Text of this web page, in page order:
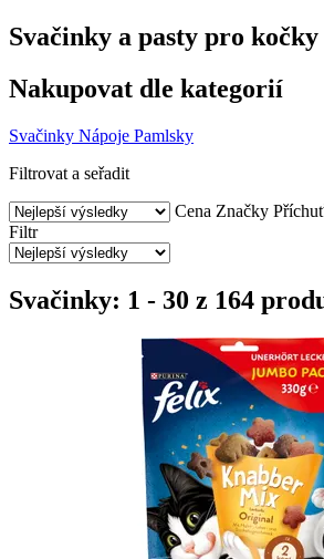
Svačinky a pasty pro kočky
Nakupovat dle kategorií
Svačinky Nápoje Pamlsky
Filtrovat a seřadit
Cena Značky
Filtr
Svačinky: 1 - 30 z 164